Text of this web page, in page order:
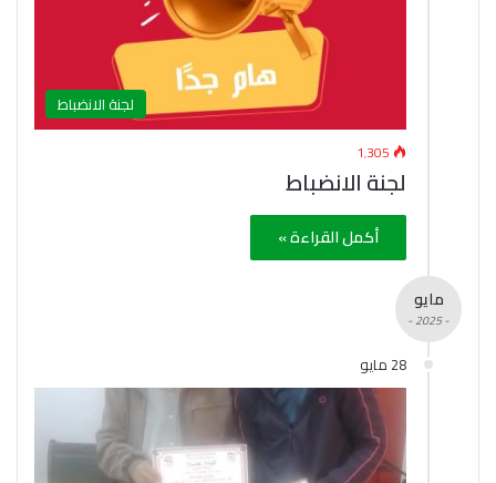
لجنة الانضباط
1٬305
لجنة الانضباط
أكمل القراءة »
مايو
- 2025 -
28 مايو